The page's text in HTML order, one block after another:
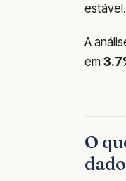
estável.
A
em
O